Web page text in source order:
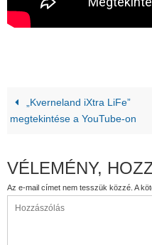
„Kverneland iXtra LiFe”
megtekintése a YouTube-on
VÉLEMÉNY,
Az e-mail címet nem tesszük közzé. A